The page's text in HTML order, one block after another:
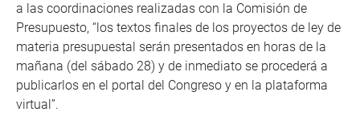
a las coordinaciones realizadas con la Comisión de
Presupuesto, “los textos finales de los proyectos de ley de
materia presupuestal serán presentados en horas de la
mañana (del sábado 28) y de inmediato se procederá a
publicarlos en el portal del Congreso y en la plataforma
virtual”.